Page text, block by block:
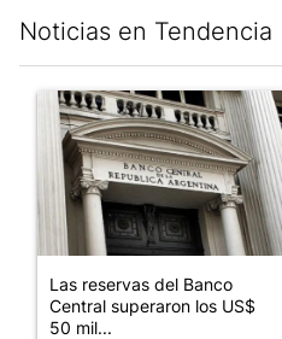
Noticias en Tendencia
Un artículo de tendencia con
Las reservas del Banco
Central superaron los US$
50 mil...